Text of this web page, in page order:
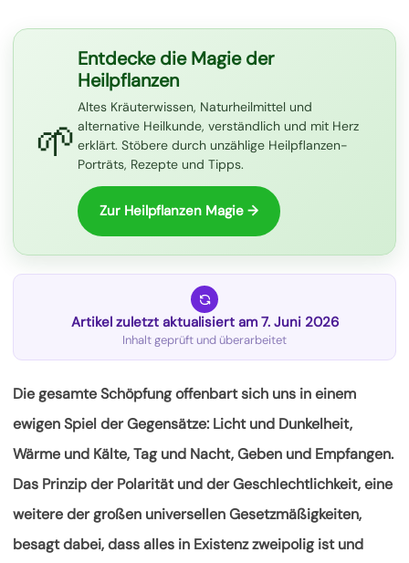
🌱
Entdecke die Magie der
Heilpflanzen
Altes Kräuterwissen, Naturheilmittel und
alternative Heilkunde, verständlich und mit Herz
erklärt. Stöbere durch unzählige Heilpflanzen-
Porträts, Rezepte und Tipps.
Zur Heilpflanzen Magie →
Artikel zuletzt aktualisiert am 7. Juni 2026
Inhalt geprüft und überarbeitet
Die gesamte Schöpfung offenbart sich uns in einem
ewigen Spiel der Gegensätze: Licht und Dunkelheit,
Wärme und Kälte, Tag und Nacht, Geben und Empfangen.
Das Prinzip der Polarität und der Geschlechtlichkeit, eine
weitere der großen universellen Gesetzmäßigkeiten,
besagt dabei, dass alles in Existenz zweipolig ist und